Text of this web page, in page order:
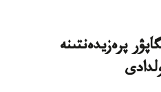
پرەزيدەنتىنە